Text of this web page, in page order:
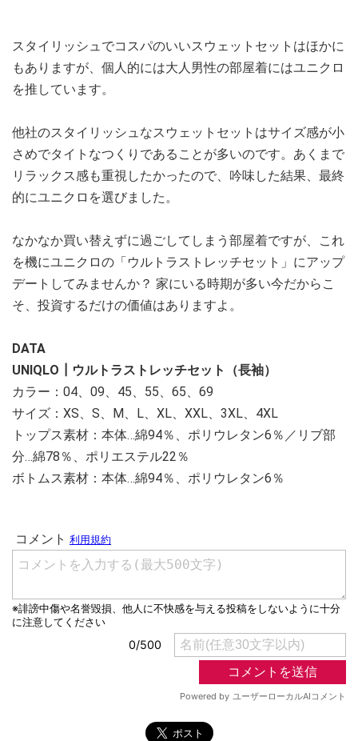
スタイリッシュでコスパのいいスウェットセットはほかに
もありますが、個人的には大人男性の部屋着にはユニクロ
を推しています。
他社のスタイリッシュなスウェットセットはサイズ感が小
さめでタイトなつくりであることが多いのです。あくまで
リラックス感も重視したかったので、吟味した結果、最終
的にユニクロを選びました。
なかなか買い替えずに過ごしてしまう部屋着ですが、これ
を機にユニクロの「ウルトラストレッチセット」にアップ
デートしてみませんか？ 家にいる時期が多い今だからこ
そ、投資するだけの価値はありますよ。
DATA
UNIQLO┃ウルトラストレッチセット（長袖）
カラー：04、09、45、55、65、69
サイズ：XS、S、M、L、XL、XXL、3XL、4XL
トップス素材：本体…綿94％、ポリウレタン6％／リブ部
分…綿78％、ポリエステル22％
ボトムス素材：本体…綿94％、ポリウレタン6％